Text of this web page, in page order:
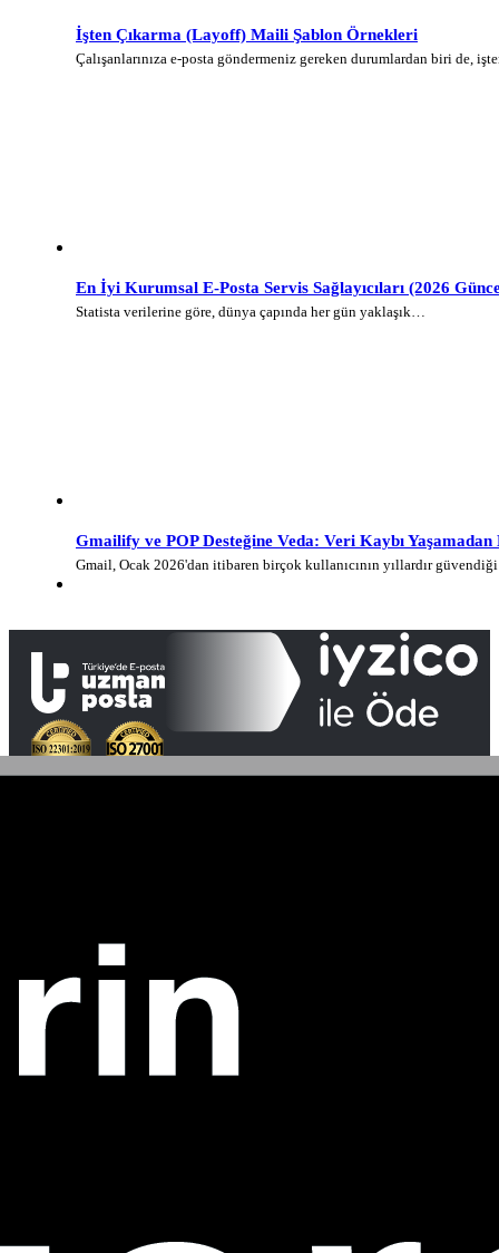
İşten Çıkarma (Layoff) Maili Şablon Örnekleri
Çalışanlarınıza e-posta göndermeniz gereken durumlardan biri de,
En İyi Kurumsal E-Posta Servis Sağlayıcıları (2026
Statista verilerine göre, dünya çapında her gün yaklaşık…
Gmailify ve POP Desteğine Veda: Veri Kaybı
Gmail, Ocak 2026'dan itibaren birçok kullanıcının yıllardır